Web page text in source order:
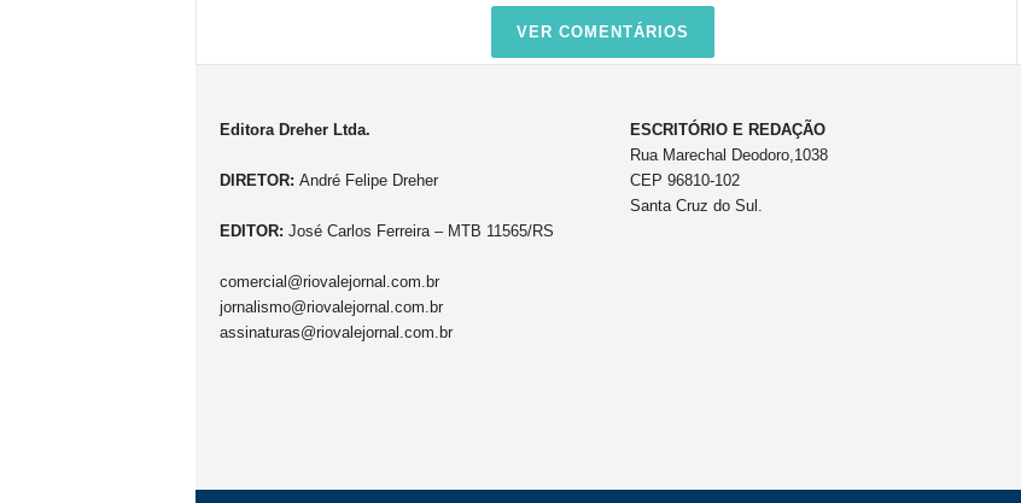
VER COMENTÁRIOS
Editora Dreher Ltda.
DIRETOR: André Felipe Dreher
EDITOR: José Carlos Ferreira – MTB 11565/RS
comercial@riovalejornal.com.br
jornalismo@riovalejornal.com.br
assinaturas@riovalejornal.com.br
ESCRITÓRIO E REDAÇÃO
Rua Marechal Deodoro,1038
CEP 96810-102
Santa Cruz do Sul.